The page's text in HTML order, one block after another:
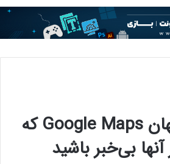
ویژگی‌های پنهان Google Maps که
بی‌خبر باشید